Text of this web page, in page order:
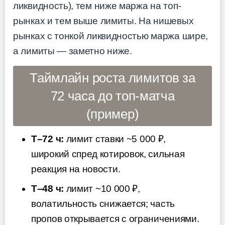
ликвидность), тем ниже маржа на топ-
рынках и тем выше лимиты. На нишевых
рынках с тонкой ликвидностью маржа шире,
а лимиты — заметно ниже.
Таймлайн роста лимитов за
72 часа до топ-матча
(пример)
T–72 ч: лимит ставки ~5 000 ₽,
широкий спред котировок, сильная
реакция на новости.
T–48 ч: лимит ~10 000 ₽,
волатильность снижается; часть
пропов открывается с ограничениями.